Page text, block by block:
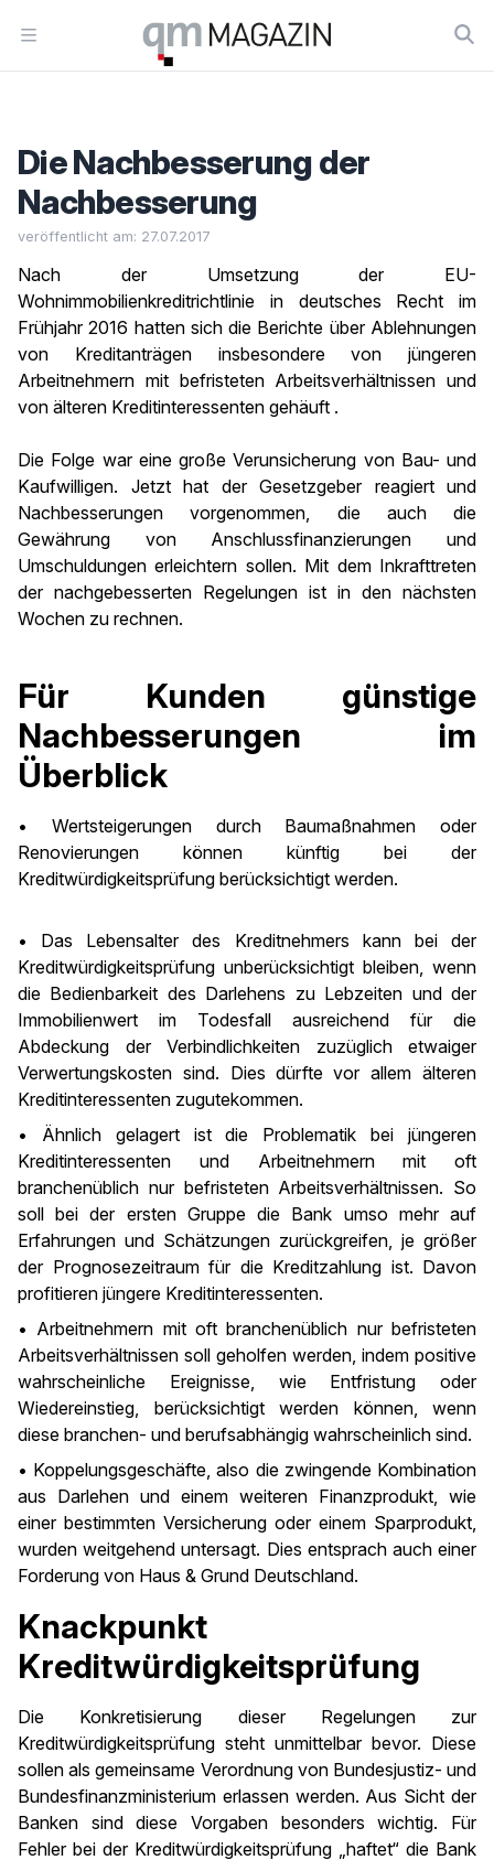
Open menu
Workflow
Die Nachbesserung der
Nachbesserung
veröffentlicht am: 27.07.2017
Nach der Umsetzung der EU-
Wohnimmobilienkreditrichtlinie in deutsches Recht im
Frühjahr 2016 hatten sich die Berichte über Ablehnungen
von Kreditanträgen insbesondere von jüngeren
Arbeitnehmern mit befristeten Arbeitsverhältnissen und
von älteren Kreditinteressenten gehäuft .
Die Folge war eine große Verunsicherung von Bau- und
Kaufwilligen. Jetzt hat der Gesetzgeber reagiert und
Nachbesserungen vorgenommen, die auch die
Gewährung von Anschlussfinanzierungen und
Umschuldungen erleichtern sollen. Mit dem Inkrafttreten
der nachgebesserten Regelungen ist in den nächsten
Wochen zu rechnen.
Für Kunden günstige
Nachbesserungen im
Überblick
• Wertsteigerungen durch Baumaßnahmen oder
Renovierungen können künftig bei der
Kreditwürdigkeitsprüfung berücksichtigt werden.
• Das Lebensalter des Kreditnehmers kann bei der
Kreditwürdigkeitsprüfung unberücksichtigt bleiben, wenn
die Bedienbarkeit des Darlehens zu Lebzeiten und der
Immobilienwert im Todesfall ausreichend für die
Abdeckung der Verbindlichkeiten zuzüglich etwaiger
Verwertungskosten sind. Dies dürfte vor allem älteren
Kreditinteressenten zugutekommen.
• Ähnlich gelagert ist die Problematik bei jüngeren
Kreditinteressenten und Arbeitnehmern mit oft
branchenüblich nur befristeten Arbeitsverhältnissen. So
soll bei der ersten Gruppe die Bank umso mehr auf
Erfahrungen und Schätzungen zurückgreifen, je größer
der Prognosezeitraum für die Kreditzahlung ist. Davon
profitieren jüngere Kreditinteressenten.
• Arbeitnehmern mit oft branchenüblich nur befristeten
Arbeitsverhältnissen soll geholfen werden, indem positive
wahrscheinliche Ereignisse, wie Entfristung oder
Wiedereinstieg, berücksichtigt werden können, wenn
diese branchen- und berufsabhängig wahrscheinlich sind.
• Koppelungsgeschäfte, also die zwingende Kombination
aus Darlehen und einem weiteren Finanzprodukt, wie
einer bestimmten Versicherung oder einem Sparprodukt,
wurden weitgehend untersagt. Dies entsprach auch einer
Forderung von Haus & Grund Deutschland.
Knackpunkt
Kreditwürdigkeitsprüfung
Die Konkretisierung dieser Regelungen zur
Kreditwürdigkeitsprüfung steht unmittelbar bevor. Diese
sollen als gemeinsame Verordnung von Bundesjustiz- und
Bundesfinanzministerium erlassen werden. Aus Sicht der
Banken sind diese Vorgaben besonders wichtig. Für
Fehler bei der Kreditwürdigkeitsprüfung „haftet“ die Bank